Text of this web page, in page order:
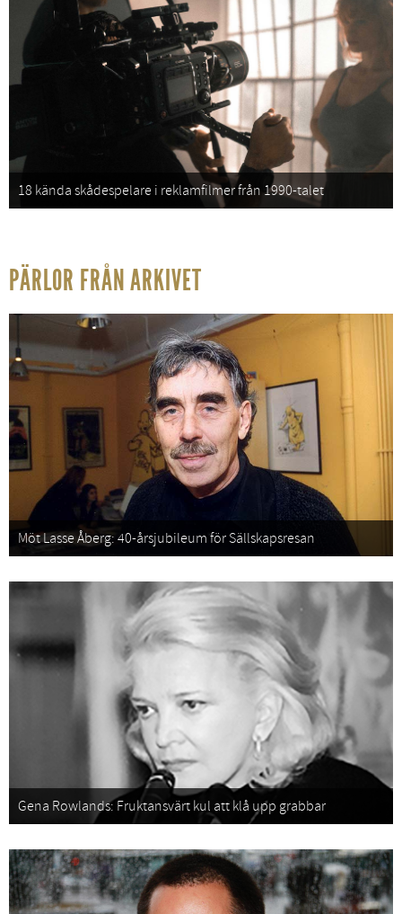
18 kända skådespelare i reklamfilmer från 1990-talet
PÄRLOR FRÅN ARKIVET
Möt Lasse Åberg: 40-årsjubileum för Sällskapsresan
Gena Rowlands: Fruktansvärt kul att klå upp grabbar